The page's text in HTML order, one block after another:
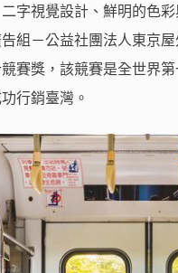
字視覺設計、鮮明的色
組－公益社團法人東京
賽獎，該競賽是全世界
行銷臺灣。